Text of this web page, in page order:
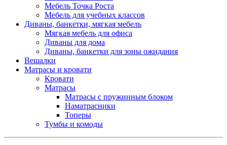
Мебель Точка Роста
Мебель для учебных классов
Диваны, банкетки, мягкая мебель
Мягкая мебель для офиса
Диваны для дома
Диваны, банкетки для зоны ожидания
Вешалки
Матрасы и кровати
Кровати
Матрасы
Матрасы с пружинным блоком
Наматрасники
Топеры
Тумбы и комоды